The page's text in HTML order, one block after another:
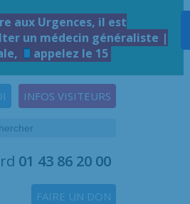
aux Urgences, il est
un médecin généraliste |
appelez le 15
INFOS VISITEURS
01 43 86 20 00
FAIRE UN DON